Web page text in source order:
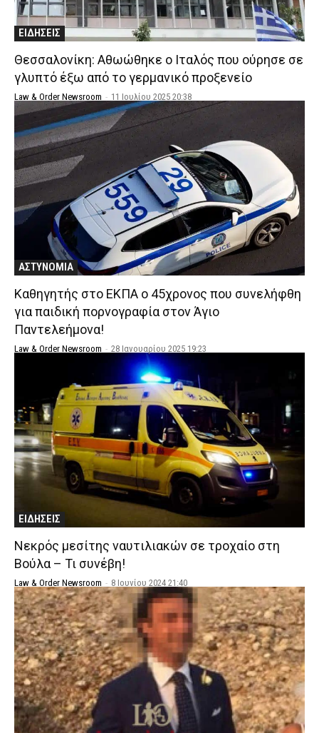
ΕΙΔΗΣΕΙΣ
Θεσσαλονίκη: Αθωώθηκε ο Ιταλός που ούρησε σε
γλυπτό έξω από το γερμανικό προξενείο
Law & Order Newsroom - 11 Ιουλίου 2025 20:38
ΑΣΤΥΝΟΜΙΑ
Καθηγητής στο ΕΚΠΑ ο 45χρονος που συνελήφθη
για παιδική πορνογραφία στον Άγιο
Παντελεήμονα!
Law & Order Newsroom - 28 Ιανουαρίου 2025 19:23
ΕΙΔΗΣΕΙΣ
Νεκρός μεσίτης ναυτιλιακών σε τροχαίο στη
Βούλα – Τι συνέβη!
Law & Order Newsroom - 8 Ιουνίου 2024 21:40